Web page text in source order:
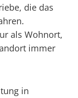
die das
als Wohnort,
immer
in